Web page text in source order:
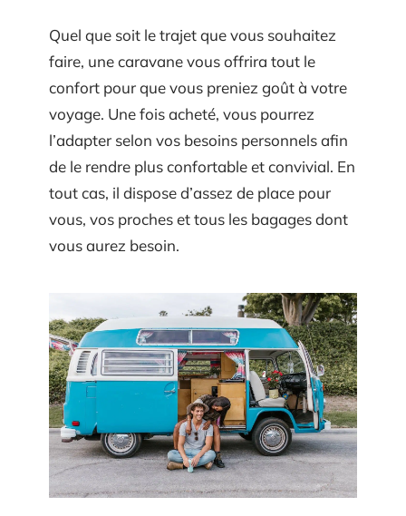
Quel que soit le trajet que vous souhaitez
faire, une caravane vous offrira tout le
confort pour que vous preniez goût à votre
voyage. Une fois acheté, vous pourrez
l’adapter selon vos besoins personnels afin
de le rendre plus confortable et convivial. En
tout cas, il dispose d’assez de place pour
vous, vos proches et tous les bagages dont
vous aurez besoin.